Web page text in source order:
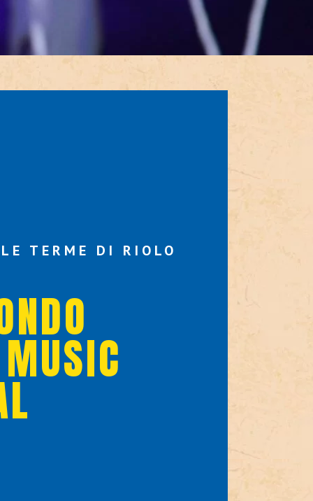
TERME DI RIOLO